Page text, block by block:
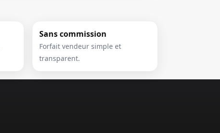
Sans commission
Forfait vendeur simple et
transparent.